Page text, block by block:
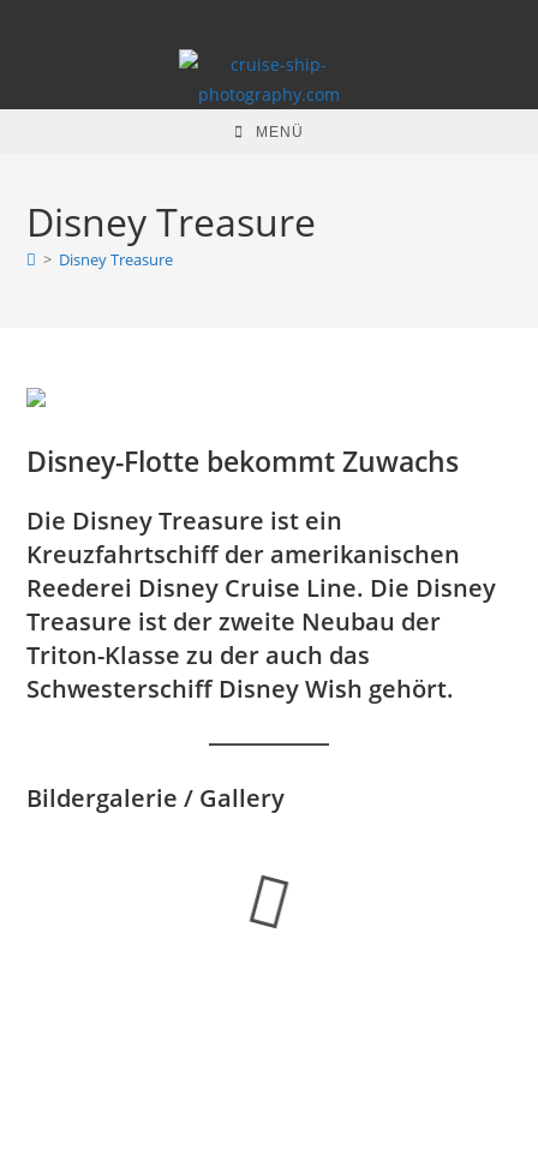
MENÜ
Disney Treasure
> Disney Treasure
Disney-Flotte bekommt Zuwachs
Die Disney Treasure ist ein
Kreuzfahrtschiff der amerikanischen
Reederei Disney Cruise Line. Die Disney
Treasure ist der zweite Neubau der
Triton-Klasse zu der auch das
Schwesterschiff Disney Wish gehört.
Bildergalerie / Gallery